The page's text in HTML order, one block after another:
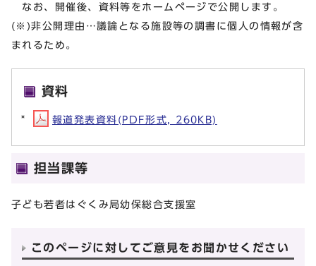
なお、開催後、資料等をホームページで公開します。
(※)非公開理由…議論となる施設等の調書に個人の情報が含
まれるため。
資料
報道発表資料(PDF形式, 260KB)
担当課等
子ども若者はぐくみ局幼保総合支援室
このページに対してご意見をお聞かせください